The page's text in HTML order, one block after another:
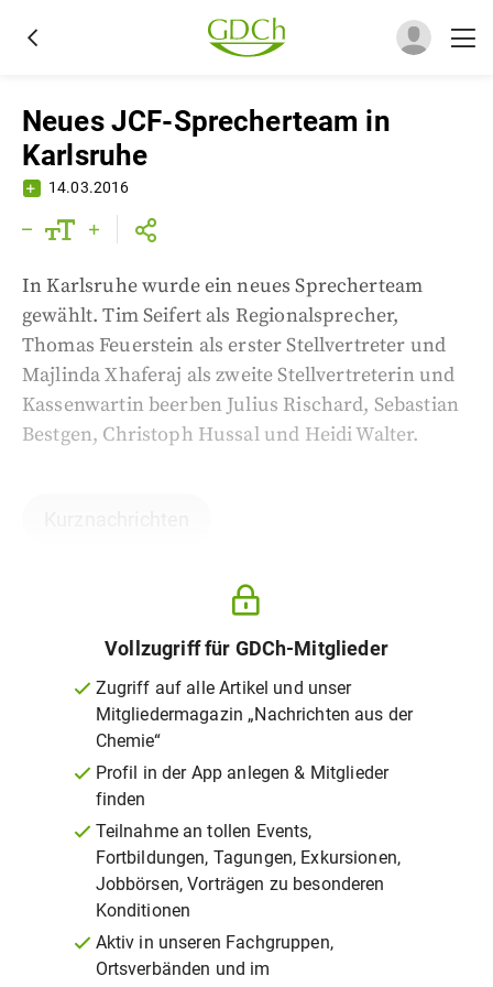
Neues JCF-Sprecherteam in
Karlsruhe
14.03.2016
In Karlsruhe wurde ein neues Sprecherteam
gewählt. Tim Seifert als Regionalsprecher,
Thomas Feuerstein als erster Stellvertreter und
Majlinda Xhaferaj als zweite Stellvertreterin und
Kassenwartin beerben Julius Rischard, Sebastian
Bestgen, Christoph Hussal und Heidi Walter.
Vollzugriff für GDCh-Mitglieder
Zugriff auf alle Artikel und unser
Mitgliedermagazin „Nachrichten aus der
Chemie“
Profil in der App anlegen & Mitglieder
finden
Teilnahme an tollen Events,
Fortbildungen, Tagungen, Exkursionen,
Jobbörsen, Vorträgen zu besonderen
Konditionen
Aktiv in unseren Fachgruppen,
Ortsverbänden und im